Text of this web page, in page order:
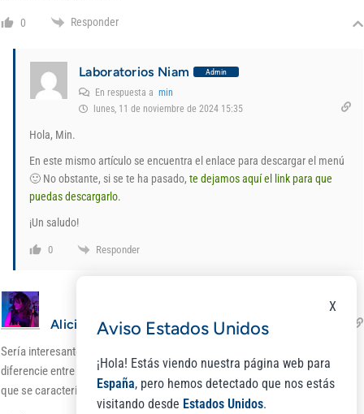
0 Responder
Laboratorios Niam Admin
En respuesta a min
lunes, 11 de noviembre de 2024 15:35
Hola, Min.
En este mismo artículo se encuentra el enlace para descargar el menú
🙂 No obstante, si se te ha pasado, te dejamos aquí el link para que
puedas descargarlo.
¡Un saludo!
0 Responder
Alicia miércoles, 2 de octubre de 2024 12:59
Sería interesante ver un menú de dieta para 7 dias de la semana que
diferencie entre distintos tipos de colon irritable ya que no es lo mismo uno
que se caracterice por gastritis, candidiasis o sibo.
X
Aviso Estados Unidos
¡Hola! Estás viendo nuestra página web para
España, pero hemos detectado que nos estás
visitando desde Estados Unidos.